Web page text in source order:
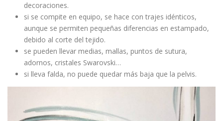
decoraciones.
si se compite en equipo, se hace con trajes idénticos,
aunque se permiten pequeñas diferencias en estampado,
debido al corte del tejido.
se pueden llevar medias, mallas, puntos de sutura,
adornos, cristales Swarovski…
si lleva falda, no puede quedar más baja que la pelvis.